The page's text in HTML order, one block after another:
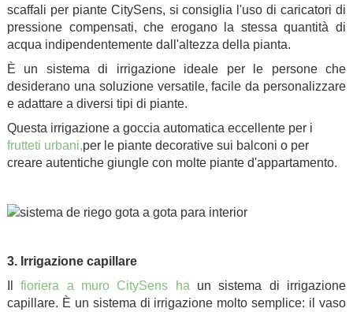
scaffali per piante CitySens, si consiglia l'uso di caricatori di
pressione compensati, che erogano la stessa quantità di
acqua indipendentemente dall'altezza della pianta.
È un sistema di irrigazione ideale per le persone che
desiderano una soluzione versatile, facile da personalizzare
e adattare a diversi tipi di piante.
Questa irrigazione a goccia automatica eccellente per i
frutteti urbani,per le piante decorative sui balconi o per
creare autentiche giungle con molte piante d'appartamento.
3. Irrigazione capillare
Ilfioriera a muro CitySens ha un sistema di irrigazione
capillare. È un sistema di irrigazione molto semplice: il vaso